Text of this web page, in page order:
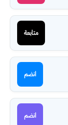
متابعة
انضم
انضم